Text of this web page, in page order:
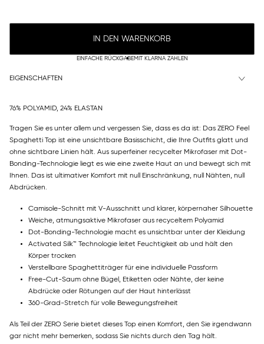
IN DEN WARENKORB
EINFACHE RÜCKGABEMIT KLARNA ZAHLEN
EIGENSCHAFTEN
76% POLYAMID, 24% ELASTAN
Tragen Sie es unter allem und vergessen Sie, dass es da ist: Das ZERO Feel
Spaghetti Top ist eine unsichtbare Basisschicht, die Ihre Outfits glatt und
ohne sichtbare Linien hält. Aus superfeiner recycelter Mikrofaser mit Dot-
Bonding-Technologie liegt es wie eine zweite Haut an und bewegt sich mit
Ihnen. Das ist ultimativer Komfort mit null Einschränkung, null Nähten, null
Abdrücken.
Camisole-Schnitt mit V-Ausschnitt und klarer, körpernaher Silhouette
Weiche, atmungsaktive Mikrofaser aus recyceltem Polyamid
Dot-Bonding-Technologie macht es unsichtbar unter der Kleidung
Activated Silk™ Technologie leitet Feuchtigkeit ab und hält den
Körper trocken
Verstellbare Spaghettiträger für eine individuelle Passform
Free-Cut-Saum ohne Bügel, Etiketten oder Nähte, der keine
Abdrücke oder Rötungen auf der Haut hinterlässt
360-Grad-Stretch für volle Bewegungsfreiheit
Als Teil der ZERO Serie bietet dieses Top einen Komfort, den Sie irgendwann
gar nicht mehr bemerken, sodass Sie nichts durch den Tag hält.